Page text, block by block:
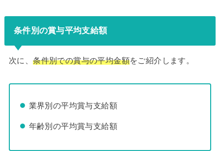
条件別の賞与平均支給額
次に、条件別での賞与の平均金額をご紹介します。
業界別の平均賞与支給額
年齢別の平均賞与支給額